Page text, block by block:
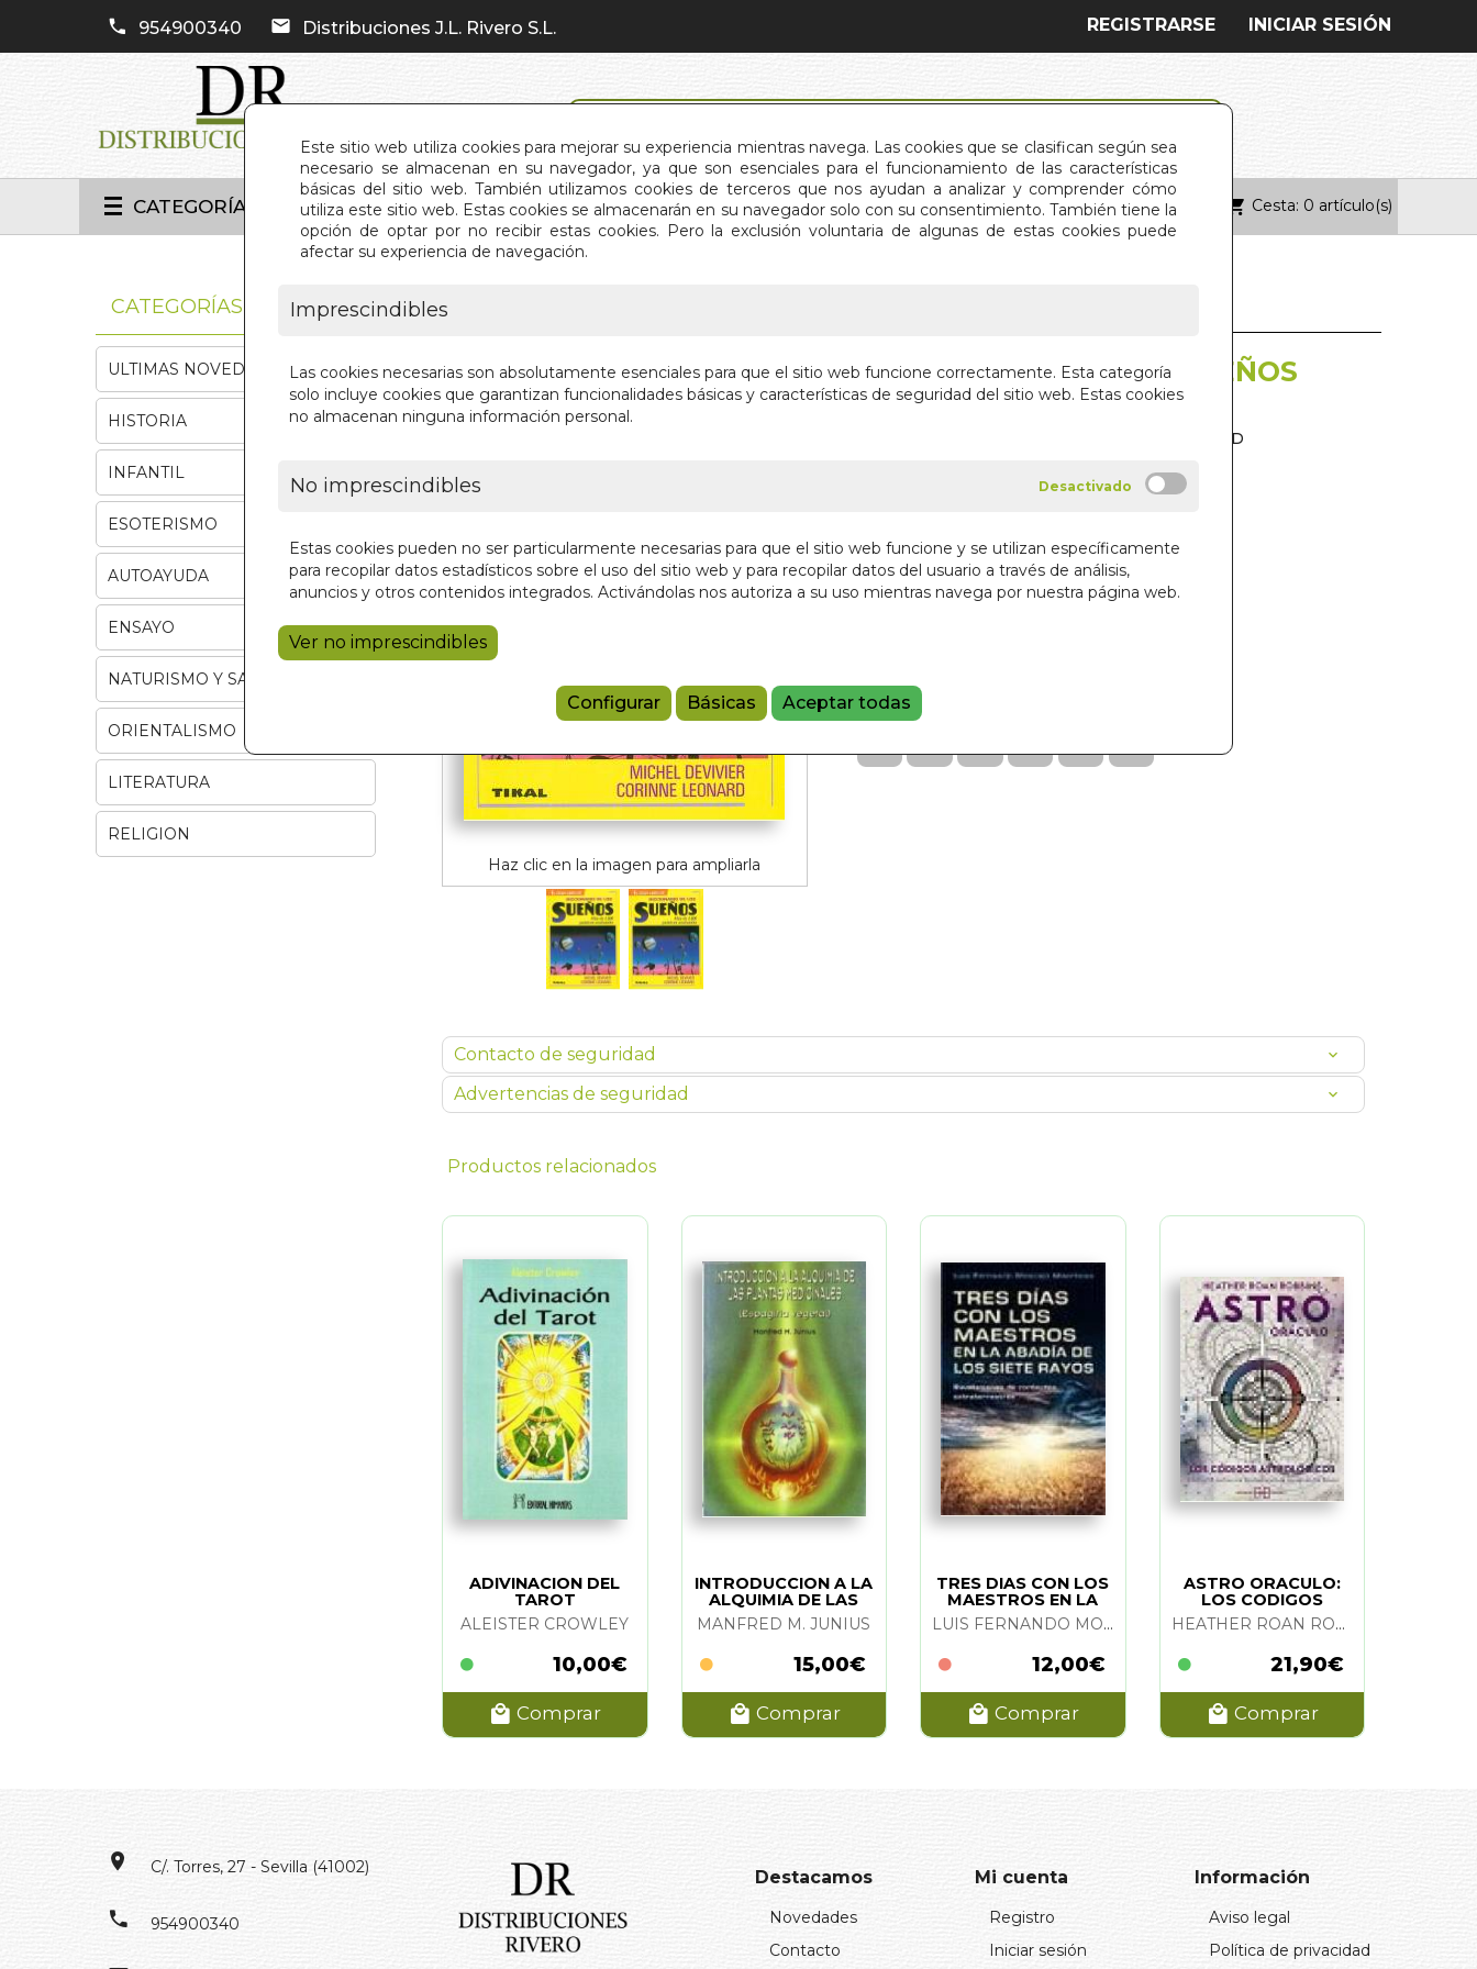
Este sitio web utiliza cookies para mejorar su experiencia mientras navega. Las cookies que se clasifican según sea
necesario se almacenan en su navegador, ya que son esenciales para el funcionamiento de las características
básicas del sitio web. También utilizamos cookies de terceros que nos ayudan a analizar y comprender cómo
utiliza este sitio web. Estas cookies se almacenarán en su navegador solo con su consentimiento. También tiene la
opción de optar por no recibir estas cookies. Pero la exclusión voluntaria de algunas de estas cookies puede
afectar su experiencia de navegación.
Imprescindibles
Las cookies necesarias son absolutamente esenciales para que el sitio web funcione correctamente. Esta categoría
solo incluye cookies que garantizan funcionalidades básicas y características de seguridad del sitio web. Estas cookies
no almacenan ninguna información personal.
No imprescindibles
Estas cookies pueden no ser particularmente necesarias para que el sitio web funcione y se utilizan específicamente
para recopilar datos estadísticos sobre el uso del sitio web y para recopilar datos del usuario a través de análisis,
anuncios y otros contenidos integrados. Activándolas nos autoriza a su uso mientras navega por nuestra página web.
Ver no imprescindibles
Configurar Básicas Aceptar todas
954900340 Distribuciones J.L. Rivero S.L. INICIAR SESIÓN
REGISTRARSE
CATEGORÍAS INICIO QUIÉNES SOMOS CONTACTO Cesta: 0 artículo(s)
Haz clic en la imagen para ampliarla
DICCIONARIO DE LOS SUEÑOS
MICHEL DEVIVIER Y CORINNE LEONARD
9,00 €
Añadir a la cesta
Referencia:
Contacto de seguridad
Advertencias de seguridad
Productos relacionados
ADIVINACION DEL
TAROT
ALEISTER CROWLEY
10,00€
Comprar
INTRODUCCION A LA
ALQUIMIA DE LAS
PLANTAS
MEDICINALES
MANFRED M. JUNIUS
15,00€
Comprar
TRES DIAS CON LOS
MAESTROS EN LA
ABADIA DE LOS SIETE
RAYOS
LUIS FERNANDO MOSTAJO MAERTENS
12,00€
Comprar
ASTRO ORACULO:
LOS CODIGOS
ASTROLOGICOS HEATHER ROAN ROBBINS
21,90€
Comprar
CATEGORÍAS
ULTIMAS NOVEDADES
HISTORIA
INFANTIL
ESOTERISMO
AUTOAYUDA
ENSAYO
NATURISMO Y SALUD
ORIENTALISMO
LITERATURA
RELIGION
C/. Torres, 27 - Sevilla (41002)
954900340
Destacamos
Novedades
Contacto
Mi cuenta
Registro
Iniciar sesión
Información
Aviso legal
Política de privacidad